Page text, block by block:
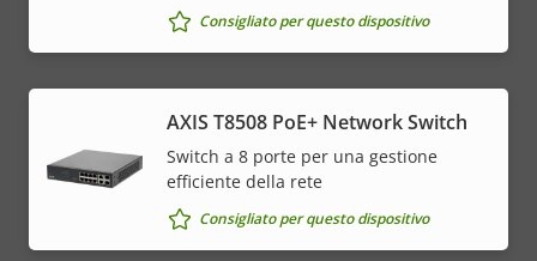
Consigliato per questo dispositivo
AXIS T8508 PoE+ Network Switch
Switch a 8 porte per una gestione
efficiente della rete
Consigliato per questo dispositivo